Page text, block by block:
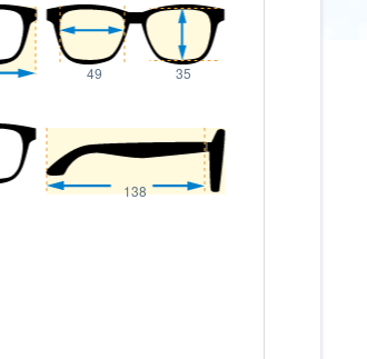
49 35
138